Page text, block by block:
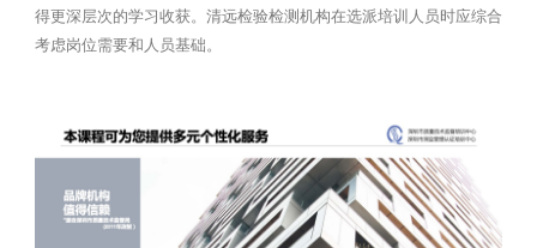
得更深层次的学习收获。清远检验检测机构在选派培训人员时应综合
考虑岗位需要和人员基础。